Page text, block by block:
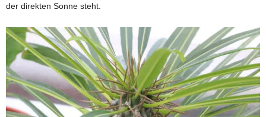
der direkten Sonne steht.